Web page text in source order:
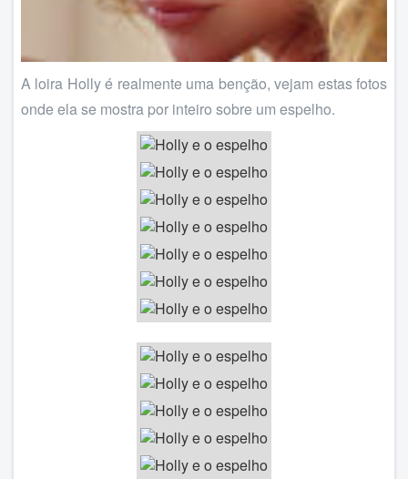
A loira Holly é realmente uma benção, vejam estas fotos
onde ela se mostra por inteiro sobre um espelho.